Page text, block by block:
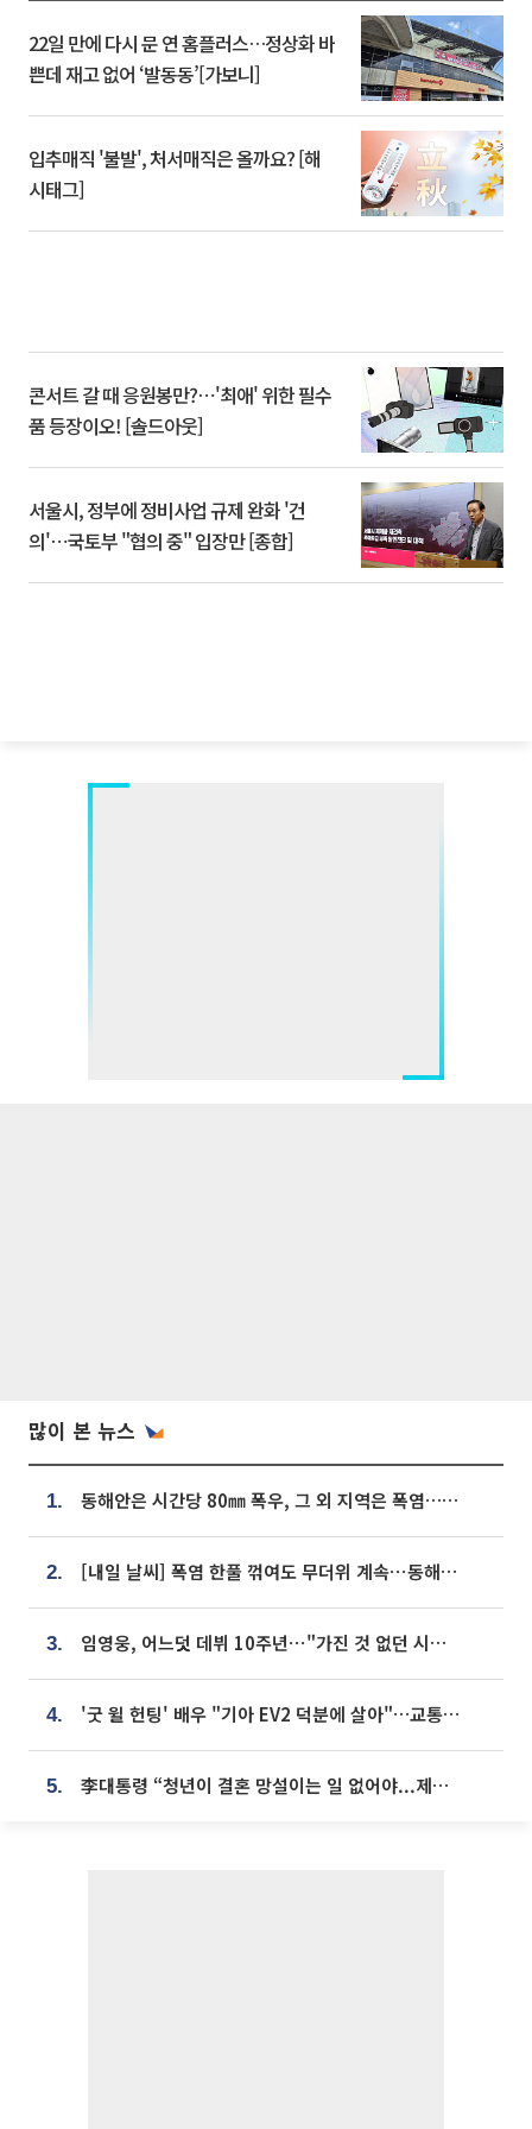
22일 만에 다시 문 연 홈플러스…정상화 바
쁜데 재고 없어 ‘발동동’[가보니]
입추매직 '불발', 처서매직은 올까요? [해
시태그]
콘서트 갈 때 응원봉만?⋯'최애' 위한 필수
품 등장이오! [솔드아웃]
서울시, 정부에 정비사업 규제 완화 '건
의'⋯국토부 "협의 중" 입장만 [종합]
많이 본 뉴스
1. 동해안은 시간당 80㎜ 폭우, 그 외 지역은 폭염…‘극과 극 날씨’
2. [내일 날씨] 폭염 한풀 꺾여도 무더위 계속⋯동해안 이틀 연속 비
3. 임영웅, 어느덧 데뷔 10주년⋯"가진 것 없던 시절, 내 앞엔 20명의 팬뿐"
4. '굿 윌 헌팅' 배우 "기아 EV2 덕분에 살아"…교통사고 후 안전성 극찬
5. 李대통령 “청년이 결혼 망설이는 일 없어야...제도상 불이익 조사”